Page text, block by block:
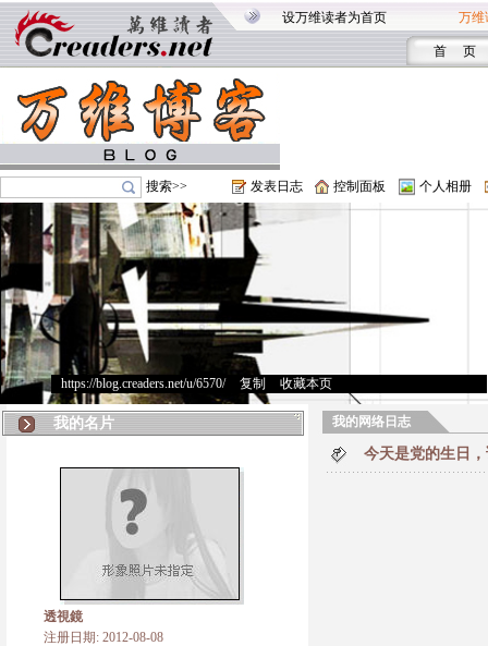
设万维读者为首页 万维
首 页
搜索>> 发表日志 控制面板 个人相册
https://blog.creaders.net/u/6570/> 复制 收藏本页
我的名片
透視鏡
注册日期: 2012-08-08
我的网络日志
今天是党的生日